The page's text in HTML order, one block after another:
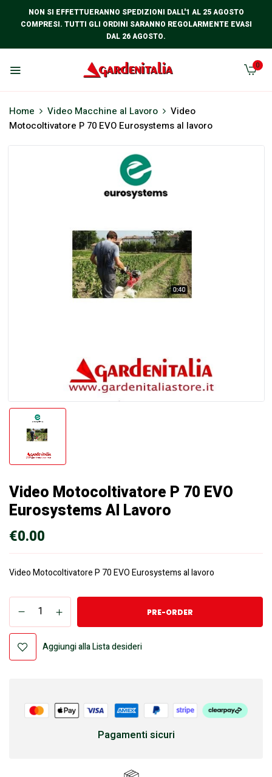
NON SI EFFETTUERANNO SPEDIZIONI DALL'1 AL 25 AGOSTO
COMPRESI. TUTTI GLI ORDINI SARANNO REGOLARMENTE EVASI
DAL 26 AGOSTO.
0
Home Video Macchine al Lavoro
Video
Motocoltivatore P 70 EVO Eurosystems al lavoro
Video Motocoltivatore P 70 EVO
Eurosystems Al Lavoro
€0.00
Video Motocoltivatore P 70 EVO Eurosystems al lavoro
PRE-ORDER
Aggiungi alla Lista desideri
Pagamenti sicuri